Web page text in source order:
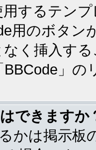
するテン
用のボタン
く挿入す
」
できますか
かは掲示板